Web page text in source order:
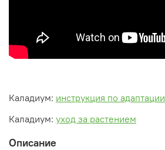
Каладиум: инструкция по адаптации
Каладиум: уход за растением
Описание